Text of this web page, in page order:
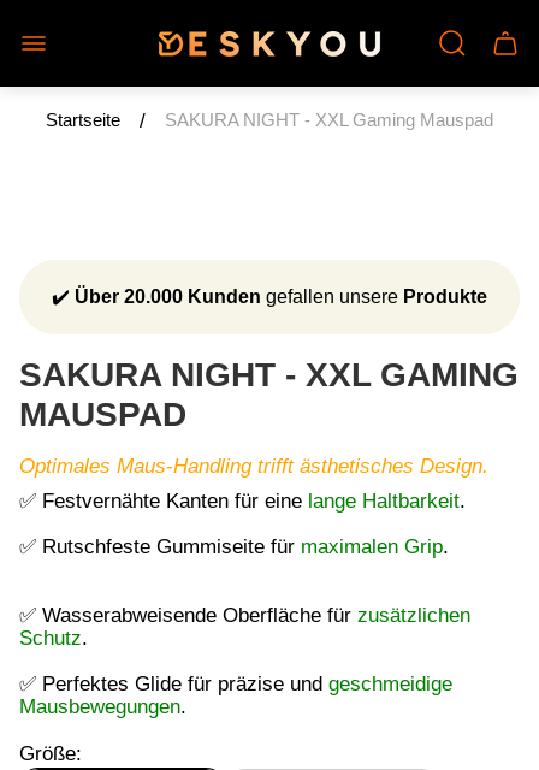
Laden-
Logo"
Startseite / SAKURA NIGHT - XXL Gaming Mauspad
✔️ Über 20.000 Kunden gefallen unsere Produkte
SAKURA NIGHT - XXL GAMING
MAUSPAD
Optimales Maus-Handling trifft ästhetisches Design.
✅ Festvernähte Kanten für eine lange Haltbarkeit.
✅ Rutschfeste Gummiseite für maximalen Grip.
✅ Wasserabweisende Oberfläche für zusätzlichen
Schutz.
✅ Perfektes Glide für präzise und geschmeidige
Mausbewegungen.
Größe: